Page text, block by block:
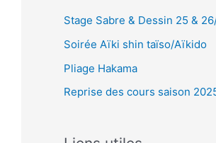
Stage Sabre & Dessin 25 &
Soirée Aïki shin taïso/Aïkido
Pliage Hakama
Reprise des cours saison